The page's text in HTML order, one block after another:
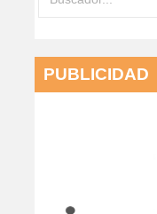
PUBLICIDAD